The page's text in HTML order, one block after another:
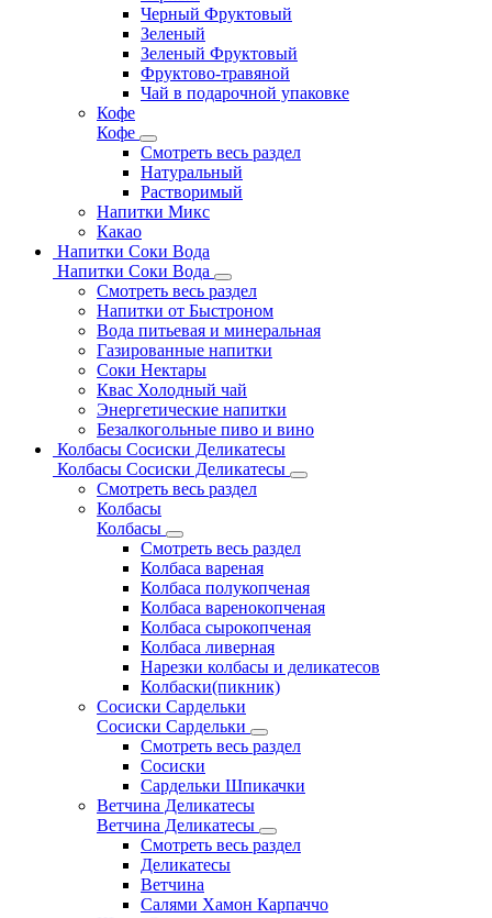
Черный Фруктовый
Зеленый
Зеленый Фруктовый
Фруктово-травяной
Чай в подарочной упаковке
Кофе
Кофе
Смотреть весь раздел
Натуральный
Растворимый
Напитки Микс
Какао
Напитки Соки Вода
Напитки Соки Вода
Смотреть весь раздел
Напитки от Быстроном
Вода питьевая и минеральная
Газированные напитки
Соки Нектары
Квас Холодный чай
Энергетические напитки
Безалкогольные пиво и вино
Колбасы Сосиски Деликатесы
Колбасы Сосиски Деликатесы
Смотреть весь раздел
Колбасы
Колбасы
Смотреть весь раздел
Колбаса вареная
Колбаса полукопченая
Колбаса варенокопченая
Колбаса сырокопченая
Колбаса ливерная
Нарезки колбасы и деликатесов
Колбаски(пикник)
Сосиски Сардельки
Сосиски Сардельки
Смотреть весь раздел
Сосиски
Сардельки Шпикачки
Ветчина Деликатесы
Ветчина Деликатесы
Смотреть весь раздел
Деликатесы
Ветчина
Салями Хамон Карпаччо